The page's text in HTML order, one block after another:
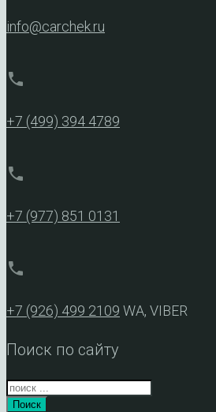
info@carchek.ru
phone
+7 (499) 394 4789
phone
+7 (977) 851 0131
phone
+7 (926) 499 2109 WA, VIBER
Поиск по сайту
Поиск